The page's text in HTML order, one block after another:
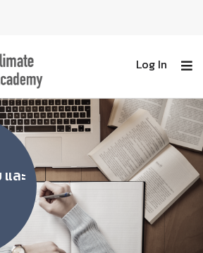
Log In
จัย และ